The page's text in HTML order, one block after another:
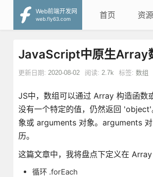
Web前端开发网
web.fly63.com
首页 资源
JavaScript中原生Array
更新日期: 2020-08-02 阅读: 2.7k 标签: 数组
JS中，数组可以通过 Array 构造函
没有一个特定的值，仍然返回
象或 arguments 对象。arguments
历。
这篇文章中，我将盘点下定义在
循环 .forEach